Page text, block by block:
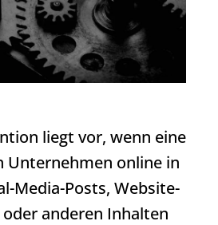
liegt vor, wenn eine
Unternehmen online in
Media-Posts, Website-
anderen Inhalten